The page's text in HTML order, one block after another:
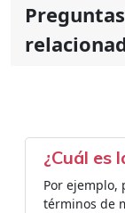
¿Cuál es
Por ejemplo,
términos de